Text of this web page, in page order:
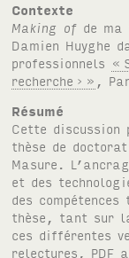
Contexte
Making of de
Damien Huyghe
professionnels «
recherche › » ,
Résumé
Cette discussion
thèse de
Masure.
et des
des
thèse, tant sur
ces différentes
relectures, PDF